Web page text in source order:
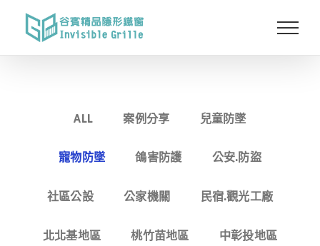
ALL 案例分享 兒童防墜
寵物防墜 鴿害防護 公安.防盜
社區公設 公家機關 民宿.觀光工廠
北北基地區 桃竹苗地區 中彰投地區